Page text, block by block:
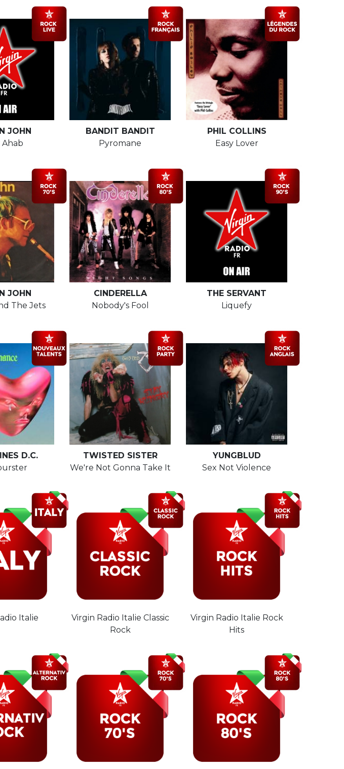
JOHN
Ahab
BANDIT BANDIT
Pyromane
PHIL COLLINS
Easy Lover
JOHN
The Jets
CINDERELLA
Nobody's Fool
THE SERVANT
Liquefy
D.C.
TWISTED SISTER
We're Not Gonna Take It
YUNGBLUD
Sex Not Violence
Italie
Virgin Radio Italie Classic
Rock
Virgin Radio Italie Rock
Hits